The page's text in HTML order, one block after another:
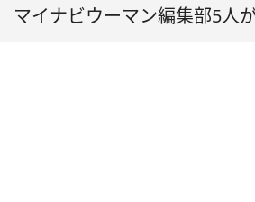
マイナビウーマン編集部5人